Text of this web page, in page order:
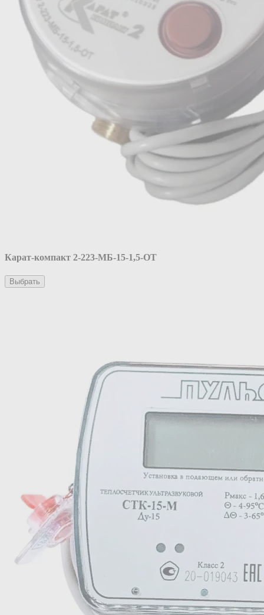
Карат-компакт 2-223-МБ-15-1,5-ОТ
Выбрать